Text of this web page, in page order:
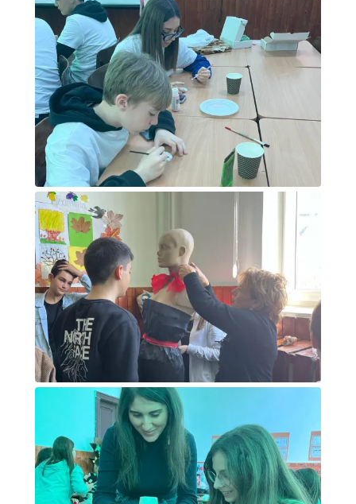
Attività alunni - Laboratorio
Attività alunni laboratorio di arte
Attività alunni laboratorio di moda